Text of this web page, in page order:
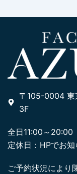
〒105-0004
3F
全日11:00～20:00
定休日：HPでお
ご予約状況により